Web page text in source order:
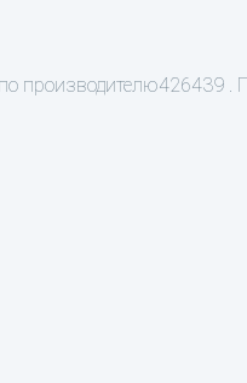
производителю426439 .